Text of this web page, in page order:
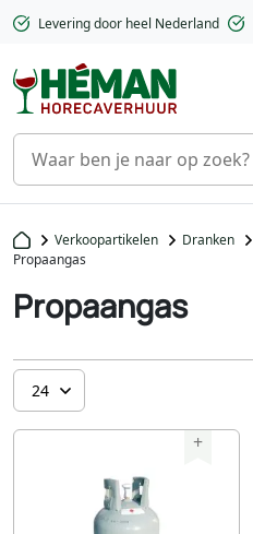
Levering door heel Nederland
Verkoopartikelen Dranken
Propaangas
Propaangas
+